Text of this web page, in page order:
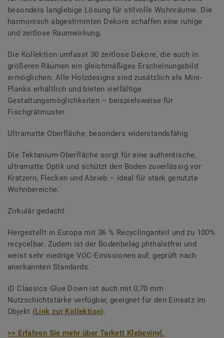
besonders langlebige Lösung für stilvolle Wohnräume. Die
harmonisch abgestimmten Dekore schaffen eine ruhige
und zeitlose Raumwirkung.
Die Kollektion umfasst 30 zeitlose Dekore, die auch in
größeren Räumen ein gleichmäßiges Erscheinungsbild
ermöglichen. Alle Holzdesigns sind zusätzlich als Mini-
Planks erhältlich und bieten vielfältige
Gestaltungsmöglichkeiten – beispielsweise für
Fischgrätmuster.
Ultramatte Oberfläche, besonders widerstandsfähig
Die Tektanium-Oberfläche sorgt für eine authentische,
ultramatte Optik und schützt den Boden zuverlässig vor
Kratzern, Flecken und Abrieb – ideal für stark genutzte
Wohnbereiche.
Zirkulär gedacht
Hergestellt in Europa mit 36 % Recyclinganteil und zu 100%
recycelbar. Zudem ist der Bodenbelag phthalatfrei und
weist sehr niedrige VOC-Emissionen auf, geprüft nach
anerkannten Standards.
iD Classics Glue Down ist auch mit 0,70 mm
Nutzschichtstärke verfügbar, geeignet für den Einsatz im
Objekt (Link zur Kollektion).
>> Erfahren Sie mehr über Tarkett Klebevinyl.